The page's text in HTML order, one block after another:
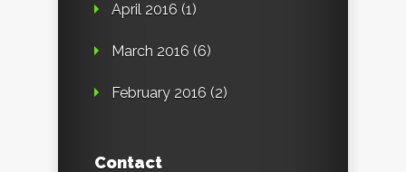
April 2016 (1)
March 2016 (6)
February 2016 (2)
Contact